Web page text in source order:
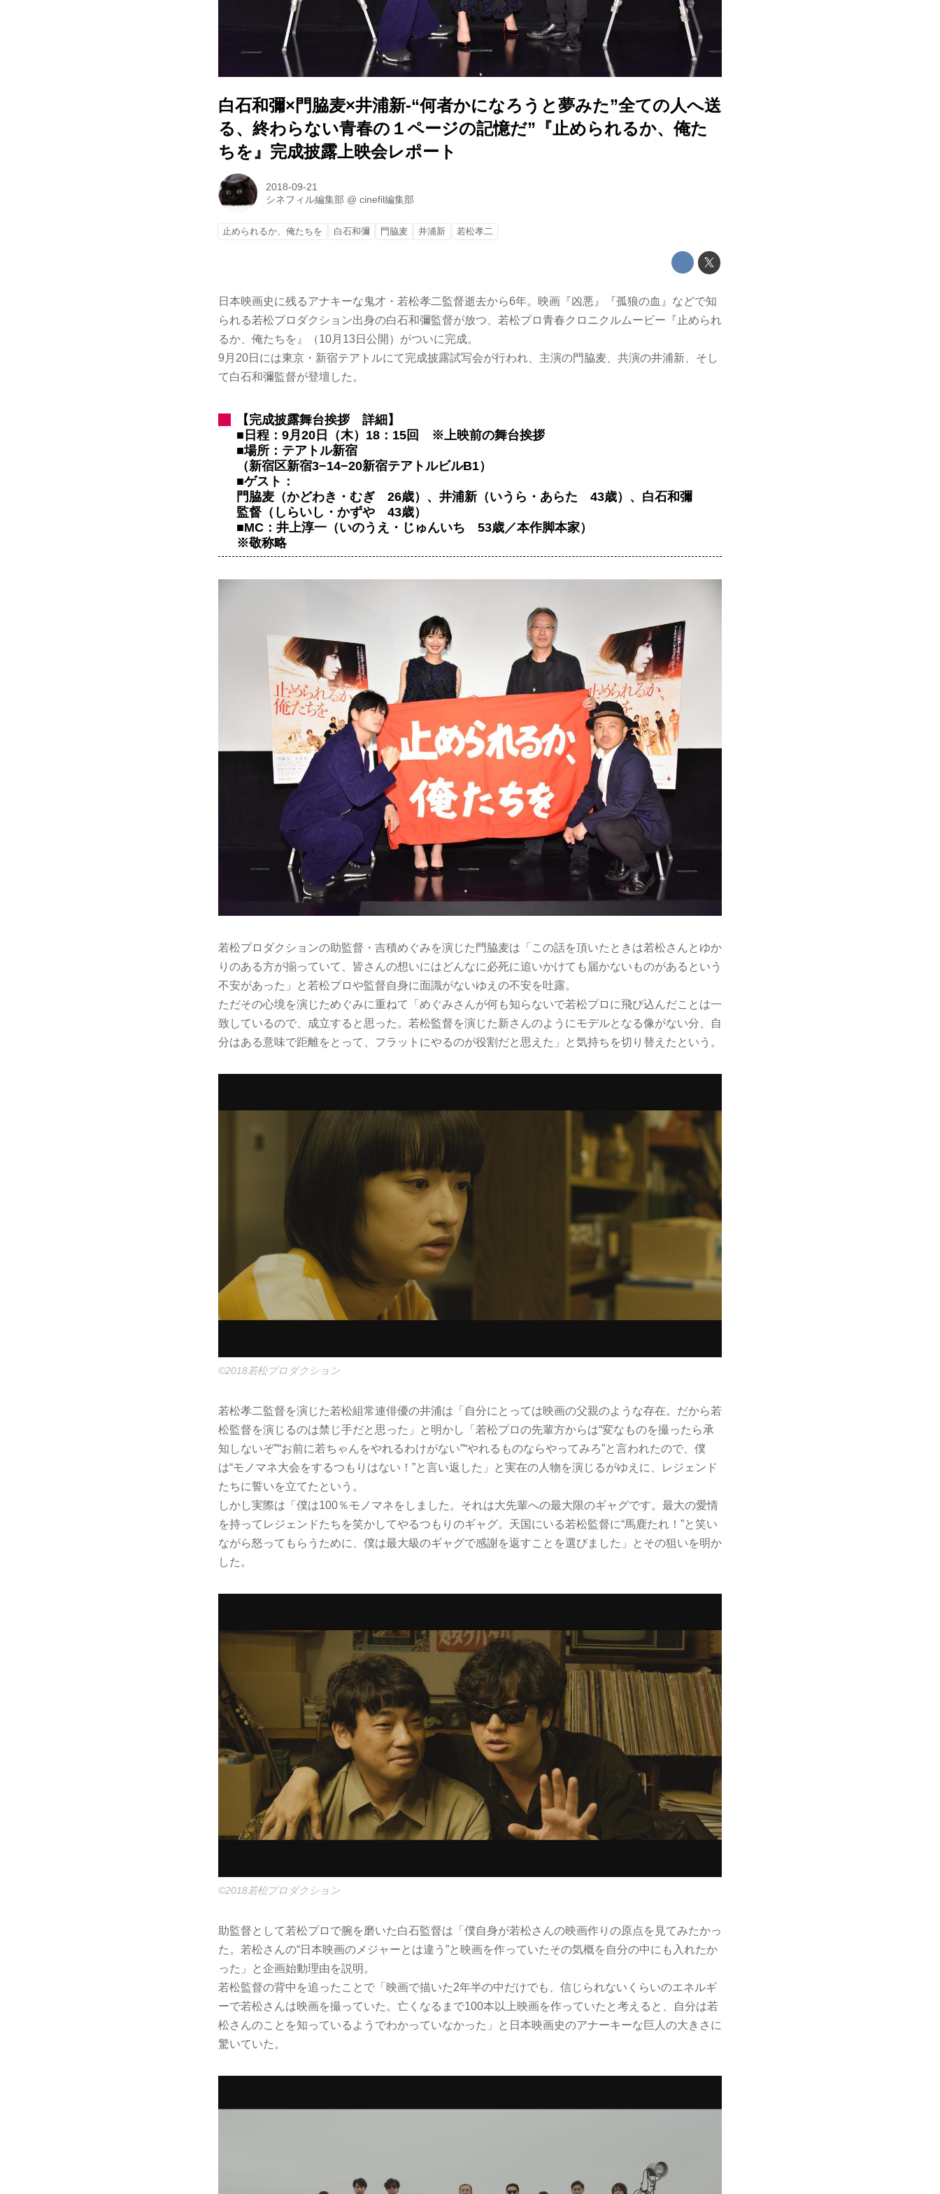
白石和彌×門脇麦×井浦新-“何者かになろうと夢みた”全ての人へ送
る、終わらない青春の１ページの記憶だ”『止められるか、俺た
ちを』完成披露上映会レポート
2018-09-21
シネフィル編集部 @cinefil編集部
止められるか、俺たちを 白石和彌 門脇麦 井浦新 若松孝二
日本映画史に残るアナキーな鬼才・若松孝二監督逝去から6年。映画『凶悪』『孤狼の血』などで知
られる若松プロダクション出身の白石和彌監督が放つ、若松プロ青春クロニクルムービー『止められ
るか、俺たちを』（10月13日公開）がついに完成。
9月20日には東京・新宿テアトルにて完成披露試写会が行われ、主演の門脇麦、共演の井浦新、そし
て白石和彌監督が登壇した。
【完成披露舞台挨拶 詳細】
■日程：9月20日（木）18：15回 ※上映前の舞台挨拶
■場所：テアトル新宿
（新宿区新宿3−14−20新宿テアトルビルB1）
■ゲスト：
門脇麦（かどわき・むぎ 26歳）、井浦新（いうら・あらた 43歳）、白石和彌
監督（しらいし・かずや 43歳）
■MC：井上淳一（いのうえ・じゅんいち 53歳／本作脚本家）
※敬称略
若松プロダクションの助監督・吉積めぐみを演じた門脇麦は「この話を頂いたときは若松さんとゆか
りのある方が揃っていて、皆さんの想いにはどんなに必死に追いかけても届かないものがあるという
不安があった」と若松プロや監督自身に面識がないゆえの不安を吐露。
ただその心境を演じためぐみに重ねて「めぐみさんが何も知らないで若松プロに飛び込んだことは一
致しているので、成立すると思った。若松監督を演じた新さんのようにモデルとなる像がない分、自
分はある意味で距離をとって、フラットにやるのが役割だと思えた」と気持ちを切り替えたという。
©2018若松プロダクション
若松孝二監督を演じた若松組常連俳優の井浦は「自分にとっては映画の父親のような存在。だから若
松監督を演じるのは禁じ手だと思った」と明かし「若松プロの先輩方からは“変なものを撮ったら承
知しないぞ”“お前に若ちゃんをやれるわけがない”“やれるものならやってみろ”と言われたので、僕
は“モノマネ大会をするつもりはない！”と言い返した」と実在の人物を演じるがゆえに、レジェンド
たちに誓いを立てたという。
しかし実際は「僕は100％モノマネをしました。それは大先輩への最大限のギャグです。最大の愛情
を持ってレジェンドたちを笑かしてやるつもりのギャグ。天国にいる若松監督に“馬鹿たれ！”と笑い
ながら怒ってもらうために、僕は最大級のギャグで感謝を返すことを選びました」とその狙いを明か
した。
©2018若松プロダクション
助監督として若松プロで腕を磨いた白石監督は「僕自身が若松さんの映画作りの原点を見てみたかっ
た。若松さんの“日本映画のメジャーとは違う”と映画を作っていたその気概を自分の中にも入れたか
った」と企画始動理由を説明。
若松監督の背中を追ったことで「映画で描いた2年半の中だけでも、信じられないくらいのエネルギ
ーで若松さんは映画を撮っていた。亡くなるまで100本以上映画を作っていたと考えると、自分は若
松さんのことを知っているようでわかっていなかった」と日本映画史のアナーキーな巨人の大きさに
驚いていた。